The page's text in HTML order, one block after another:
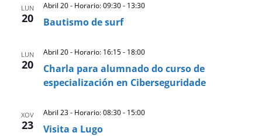
LUN
20 Bautismo de surf
Abril 20 - Horario: 09:30- 13:30
LUN
20
Charla para alumnado do curso de
especialización en Ciberseguridade
Abril 20 - Horario: 16:15- 18:00
XOV
23 Visita a Lugo
Abril 23 - Horario: 08:30- 15:00